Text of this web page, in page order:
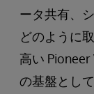
ータ共有、
どのように
高い
の基盤として